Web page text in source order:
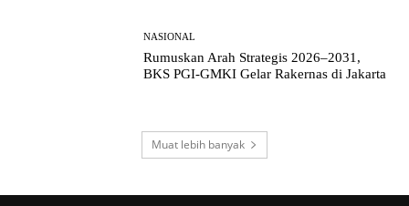
NASIONAL
Rumuskan Arah Strategis 2026–2031,
BKS PGI-GMKI Gelar Rakernas di Jakarta
Muat lebih banyak